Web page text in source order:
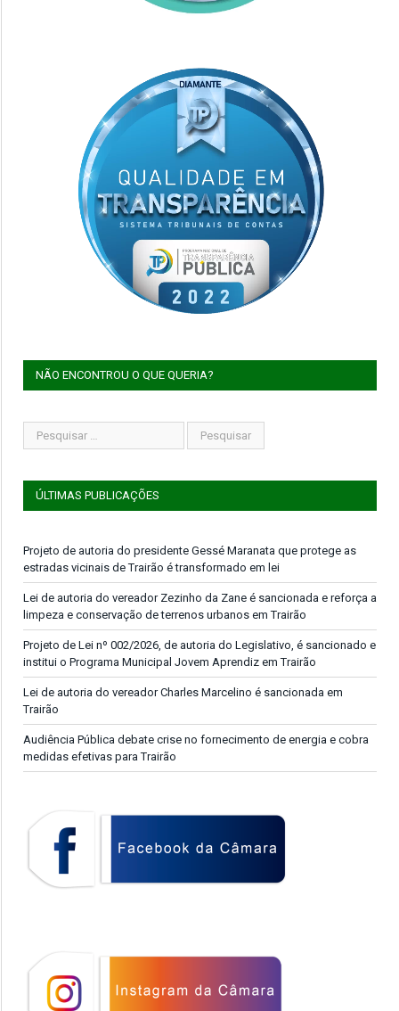
NÃO ENCONTROU O QUE QUERIA?
ÚLTIMAS PUBLICAÇÕES
Projeto de autoria do presidente Gessé Maranata que protege as
estradas vicinais de Trairão é transformado em lei
Lei de autoria do vereador Zezinho da Zane é sancionada e reforça a
limpeza e conservação de terrenos urbanos em Trairão
Projeto de Lei nº 002/2026, de autoria do Legislativo, é sancionado e
institui o Programa Municipal Jovem Aprendiz em Trairão
Lei de autoria do vereador Charles Marcelino é sancionada em
Trairão
Audiência Pública debate crise no fornecimento de energia e cobra
medidas efetivas para Trairão